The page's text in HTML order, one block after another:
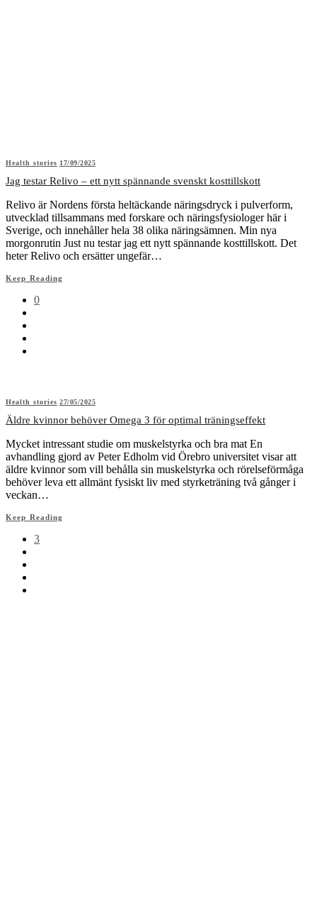
Health stories 17/09/2025
Jag testar Relivo – ett nytt spännande svenskt kosttillskott
Relivo är Nordens första heltäckande näringsdryck i pulverform,
utvecklad tillsammans med forskare och näringsfysiologer här i
Sverige, och innehåller hela 38 olika näringsämnen. Min nya
morgonrutin Just nu testar jag ett nytt spännande kosttillskott. Det
heter Relivo och ersätter ungefär…
Keep Reading
0
Health stories 27/05/2025
Äldre kvinnor behöver Omega 3 för optimal träningseffekt
Mycket intressant studie om muskelstyrka och bra mat En
avhandling gjord av Peter Edholm vid Örebro universitet visar att
äldre kvinnor som vill behålla sin muskelstyrka och rörelseförmåga
behöver leva ett allmänt fysiskt liv med styrketräning två gånger i
veckan…
Keep Reading
3